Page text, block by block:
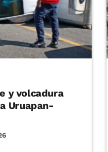
y volcadura
Uruapan-